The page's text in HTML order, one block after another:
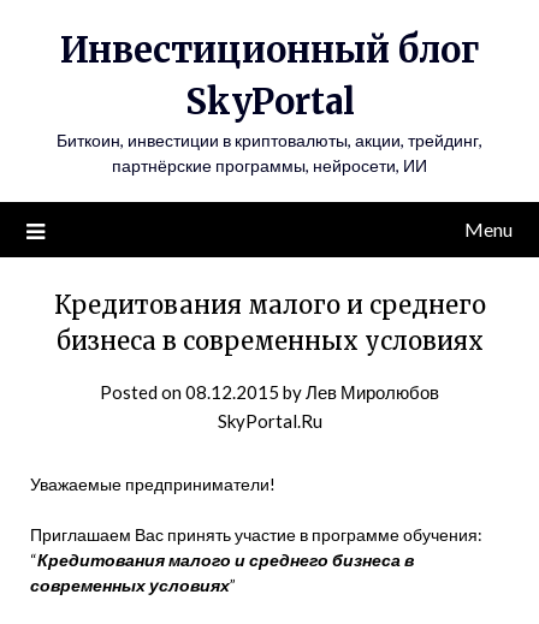
Инвестиционный блог
SkyPortal
Биткоин, инвестиции в криптовалюты, акции, трейдинг,
партнёрские программы, нейросети, ИИ
Menu
Кредитования малого и среднего
бизнеса в современных условиях
Posted on08.12.2015 byЛев Миролюбов
SkyPortal.Ru
Уважаемые предприниматели!
Приглашаем Вас принять участие в программе обучения:
“Кредитования малого и среднего бизнеса в
современных условиях”